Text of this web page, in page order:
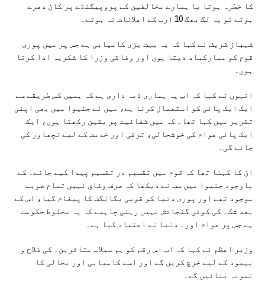
کا خطرہ ہوتا یا ہمارے مخالفین کے پروپیگنڈے پر کان دھرے
ہوتے تو یہ لگ بھگ 10 ارب کے اعلانات نہ ہوتے۔
شہباز شریف نے کہا کہ یہ بہت بڑی کامیابی ہے جس پر میں پوری
قوم کو مبارکباد دیتا ہوں اور وفاقی وزرا کا شکریہ ادا کرتا
ہوں۔
انہوں نے کہا کہ اب یہ ہماری ذمہ داری ہے کہ ہمیں کس طریقے سے
ایک ایک پائی کو استعمال کرنا ہے، میں نے جنیوا میں بھی اپنی
تقریر میں کہا تھا۔ کہ میں شفافیت پر یقین رکھتا ہوں، ایک
ایک پائی عوام کی خوشحالی، ترقی اور خدمت کے لیے نچھاور کی
جائے گی۔
ان کا کہنا تھا کہ قوم میں تقسیم در تقسیم پیدا کیے جانے۔ کے
باوجود جنیوا میں سب نے دیکھا کہ صرف وفاق نہیں تمام صوبے
موجود تھے اور پوری دنیا کو قومی یگانگت کا پیغام گیا، اس کے
بعد شک۔ کی کوئی گنجائش نہیں رہنی چاہیے کہ یہ مخلوط حکومت
ہے جس پر عوام اور۔ دنیا نے اعتماد کیا ہے۔
وزیر اعظم نے کہا کہ اب اس رقم کو ہم سیلاب متاثرین۔ کی فلاح و
بہبود کے لیے خرچ کریں گے اور اسے کامیابی اور بحالی کا
نمونہ بنائیں گے۔